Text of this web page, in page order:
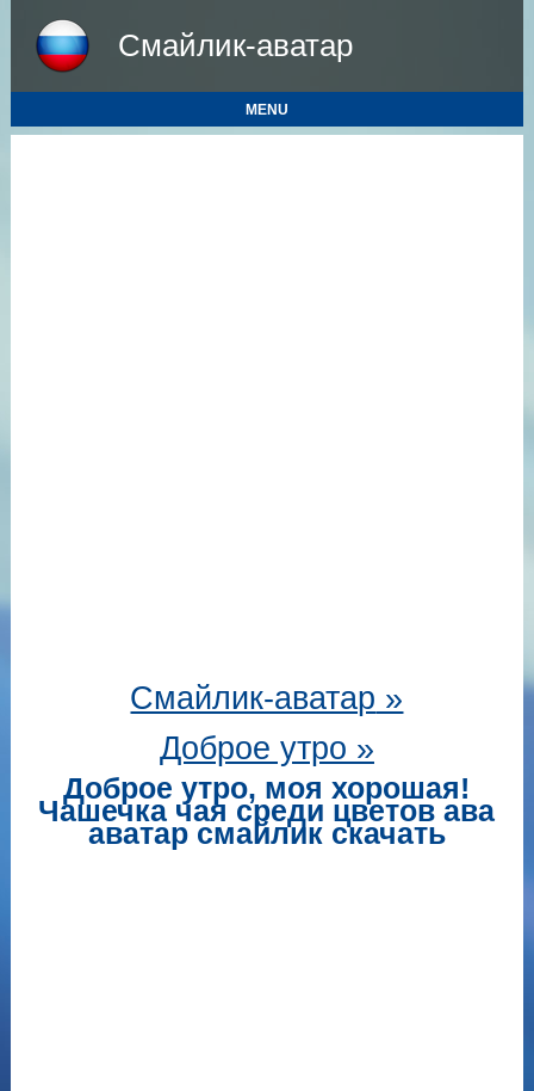
Смайлик-аватар
MENU
Смайлик-аватар »
Доброе утро »
Доброе утро, моя хорошая!
Чашечка чая среди цветов ава
аватар смайлик скачать